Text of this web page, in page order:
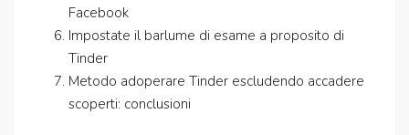
Facebook
Impostate il barlume di esame a proposito di
Tinder
Metodo adoperare Tinder escludendo accadere
scoperti: conclusioni